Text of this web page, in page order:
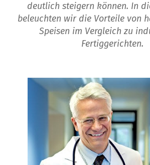
deutlich steigern können. In
beleuchten wir die Vorteile von
Speisen im Vergleich zu
Fertiggerichten.